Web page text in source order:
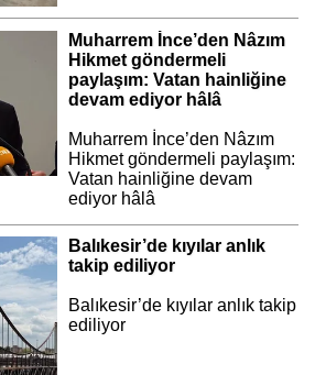
Muharrem İnce’den Nâzım
Hikmet göndermeli
paylaşım: Vatan hainliğine
devam ediyor hâlâ
Muharrem İnce’den Nâzım
Hikmet göndermeli paylaşım:
Vatan hainliğine devam
ediyor hâlâ
Balıkesir’de kıyılar anlık
takip ediliyor
Balıkesir’de kıyılar anlık takip
ediliyor